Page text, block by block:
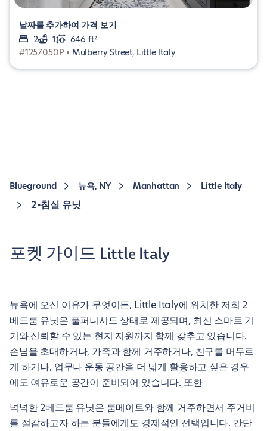
날짜를 추가하여 가격 보기
2
1
646 ft²
#1257050P • Mulberry Street, Little Italy
Blueground 뉴욕, NY Manhattan Little Italy
2-침실 유닛
포켓 가이드 Little Italy
뉴욕에 오신 이유가 무엇이든, Little Italy에 위치한 저희 2
베드룸 유닛은 풀퍼니시드 상태로 제공되며, 최신 스마트 기
기와 신뢰할 수 있는 현지 지원까지 함께 갖추고 있습니다.
손님을 초대하거나, 가족과 함께 거주하거나, 친구를 머무르
게 하거나, 업무나 운동 공간을 더 넓게 활용하고 싶은 경우
에도 여유로운 공간이 준비되어 있습니다. 또한
넉넉한 2베드룸 유닛은 룸메이트와 함께 거주하면서 주거비
를 절감하고자 하는 분들에게도 경제적인 선택입니다. 간단